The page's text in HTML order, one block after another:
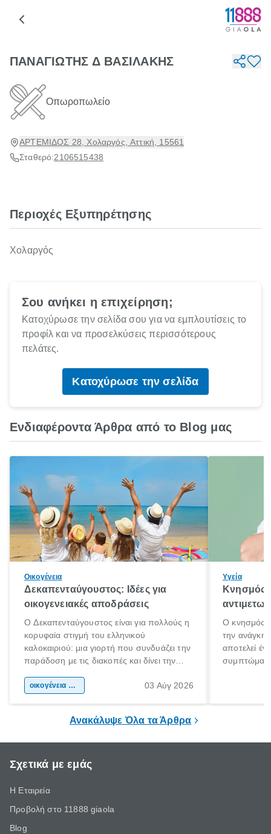
ΠΑΝΑΓΙΩΤΗΣ Δ ΒΑΣΙΛΑΚΗΣ
Οπωροπωλείο
ΑΡΤΕΜΙΔΟΣ 28, Χολαργός, Αττική, 15561
Σταθερό:2106515438
Περιοχές Εξυπηρέτησης
Χολαργός
Σου ανήκει η επιχείρηση;
Κατοχύρωσε την σελίδα σου για να εμπλουτίσεις το
προφίλ και να προσελκύσεις περισσότερους
πελάτες.
Κατοχύρωσε την σελίδα
Ενδιαφέροντα Άρθρα από το Blog μας
Οικογένεια
Δεκαπενταύγουστος: Ιδέες για
οικογενειακές αποδράσεις
Ο Δεκαπενταύγουστος είναι για πολλούς η
κορυφαία στιγμή του ελληνικού
καλοκαιριού: μια γιορτή που συνδυάζει την
παράδοση με τις διακοπές και δίνει την
χώρας. Είτε πρόκειται για λίγες μέρες
οικογένεια & παιδί 03 Αύγ 2026
Υγεία
Κνησμός:
Ο κνησμός
την ανάγκη
αποτελεί
Ανακάλυψε Όλα τα Άρθρα
Σχετικά με εμάς
Η Εταιρεία
Προβολή στο 11888 giaola
Blog